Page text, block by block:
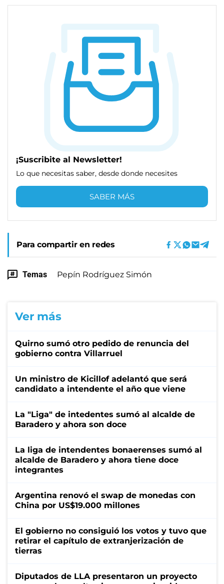
¡Suscribite al Newsletter!
Lo que necesitas saber, desde donde necesites
SABER MÁS
Para compartir en redes
Temas Pepín Rodríguez Simón
Ver más
Quirno sumó otro pedido de renuncia del
gobierno contra Villarruel
Un ministro de Kicillof adelantó que será
candidato a intendente el año que viene
La "Liga" de intedentes sumó al alcalde de
Baradero y ahora son doce
La liga de intendentes bonaerenses sumó al
alcalde de Baradero y ahora tiene doce
integrantes
Argentina renovó el swap de monedas con
China por US$19.000 millones
El gobierno no consiguió los votos y tuvo que
retirar el capítulo de extranjerización de
tierras
Diputados de LLA presentaron un proyecto